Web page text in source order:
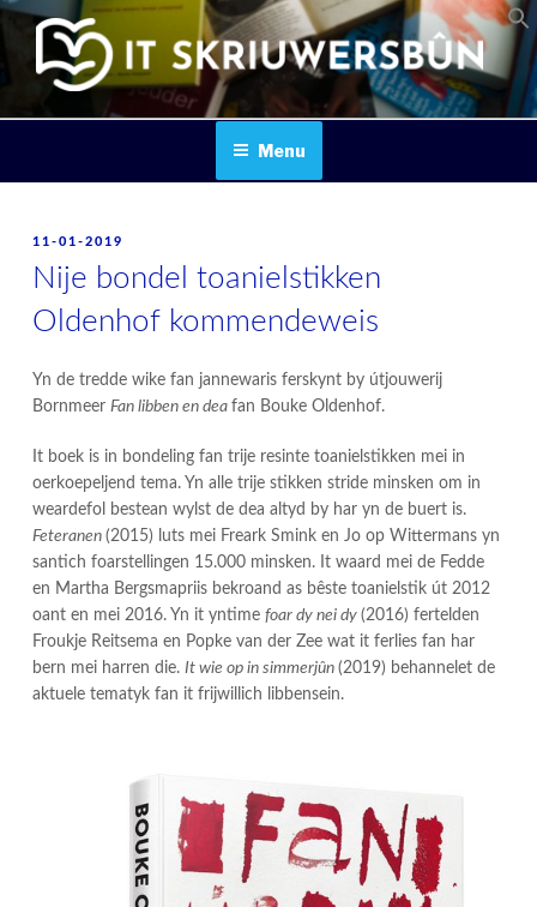
Skip
content
IT SKRIUWERSBOUN
Menu
POSTED
11-01-2019
Nije bondel toanielstikken
Oldenhof kommendeweis
Yn de tredde wike fan jannewaris ferskynt by útjouwerij
Bornmeer Fan libben en dea fan Bouke Oldenhof.
It boek is in bondeling fan trije resinte toanielstikken mei in
oerkoepeljend tema. Yn alle trije stikken stride minsken om in
weardefol bestean wylst de dea altyd by har yn de buert is.
Feteranen (2015) luts mei Freark Smink en Jo op Wittermans yn
santich foarstellingen 15.000 minsken. It waard mei de Fedde
en Martha Bergsmapriis bekroand as bêste toanielstik út 2012
oant en mei 2016. Yn it yntime foar dy nei dy (2016) fertelden
Froukje Reitsema en Popke van der Zee wat it ferlies fan har
bern mei harren die. It wie op in simmerjûn (2019) behannelet de
aktuele tematyk fan it frijwillich libbensein.